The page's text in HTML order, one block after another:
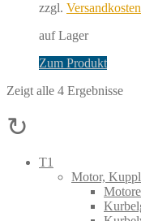
zzgl. Versandkosten
auf Lager
Zum Produkt
Zeigt alle 4 Ergebnisse
↻
T1
Motor,